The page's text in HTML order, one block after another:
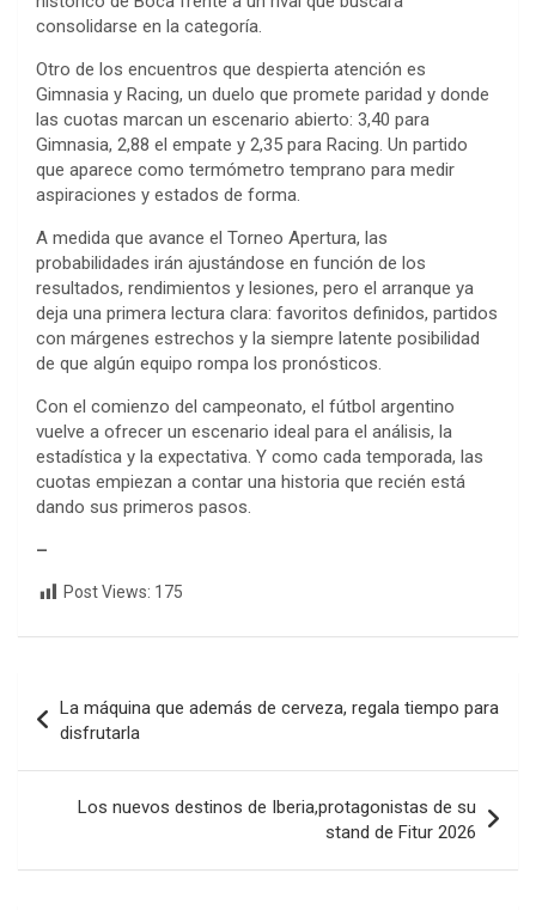
consolidarse en la categoría.
Otro de los encuentros que despierta atención es
Gimnasia y Racing, un duelo que promete paridad y donde
las cuotas marcan un escenario abierto: 3,40 para
Gimnasia, 2,88 el empate y 2,35 para Racing. Un partido
que aparece como termómetro temprano para medir
aspiraciones y estados de forma.
A medida que avance el Torneo Apertura, las
probabilidades irán ajustándose en función de los
resultados, rendimientos y lesiones, pero el arranque ya
deja una primera lectura clara: favoritos definidos, partidos
con márgenes estrechos y la siempre latente posibilidad
de que algún equipo rompa los pronósticos.
Con el comienzo del campeonato, el fútbol argentino
vuelve a ofrecer un escenario ideal para el análisis, la
estadística y la expectativa. Y como cada temporada, las
cuotas empiezan a contar una historia que recién está
dando sus primeros pasos.
–
Post Views: 175
de
entradas
La máquina que además de cerveza, regala tiempo para
disfrutarla
Los nuevos destinos de Iberia,protagonistas de su
stand de Fitur 2026